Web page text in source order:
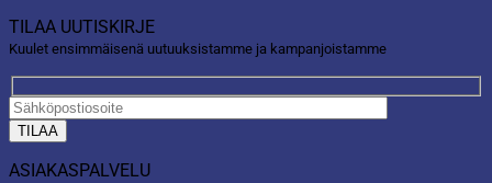
TILAA UUTISKIRJE
Kuulet ensimmäisenä uutuuksistamme ja kampanjoistamme
ASIAKASPALVELU